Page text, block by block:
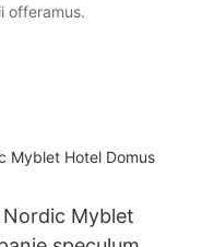
offeramus.
Nordic Myblet